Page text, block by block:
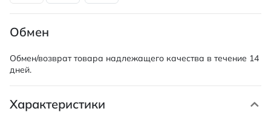
Обмен
Обмен/возврат товара надлежащего качества в течение 14
дней.
Характеристики